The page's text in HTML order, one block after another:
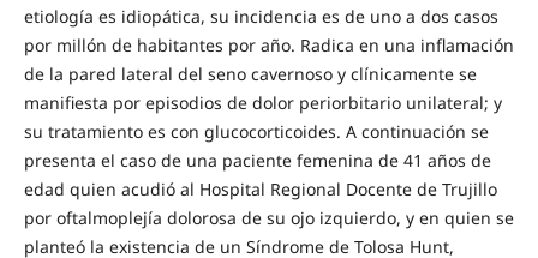
etiología es idiopática, su incidencia es de uno a dos casos
por millón de habitantes por año. Radica en una inflamación
de la pared lateral del seno cavernoso y clínicamente se
manifiesta por episodios de dolor periorbitario unilateral; y
su tratamiento es con glucocorticoides. A continuación se
presenta el caso de una paciente femenina de 41 años de
edad quien acudió al Hospital Regional Docente de Trujillo
por oftalmoplejía dolorosa de su ojo izquierdo, y en quien se
planteó la existencia de un Síndrome de Tolosa Hunt,